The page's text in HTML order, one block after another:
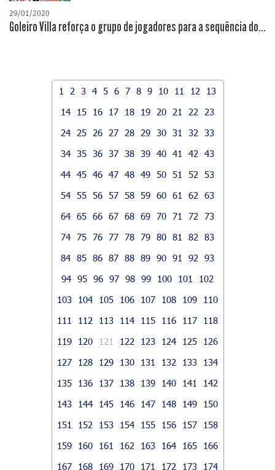
29/01/2020
Goleiro Villa reforça o grupo de jogadores para a sequência do...
1 2 3 4 5 6 7 8 9 10 11 12
13
14
15 16 17 18 19 20 21 22
23
24
25 26 27 28 29 30 31 32
33
34 35 36 37 38 39 40 41 42
43
44 45 46 47 48 49 50 51 52
53
54 55 56 57 58 59 60 61 62
63
64 65 66 67 68 69 70 71 72
73
74 75 76 77 78 79 80 81 82
83
84 85 86 87 88 89 90 91 92
93
94 95 96 97 98 99 100 101
102
103
104 105 106 107 108 109
110
111
112 113 114 115 116 117
118
119
120 121 122 123 124 125
126
127
128 129 130 131 132 133
134
135
136 137 138 139 140 141
142
143
144 145 146 147 148 149
150
151
152 153 154 155 156 157
158
159
160 161 162 163 164 165
166
167
168 169 170 171 172 173
174